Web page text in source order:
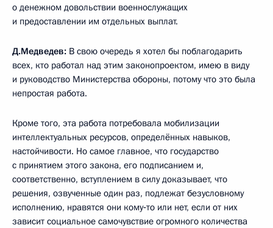
о денежном довольствии военнослужащих
и предоставлении им отдельных выплат.
Д.Медведев: В свою очередь я хотел бы поблагодарить
всех, кто работал над этим законопроектом, имею в виду
и руководство Министерства обороны, потому что это была
непростая работа.
Кроме того, эта работа потребовала мобилизации
интеллектуальных ресурсов, определённых навыков,
настойчивости. Но самое главное, что государство
с принятием этого закона, его подписанием и,
соответственно, вступлением в силу доказывает, что
решения, озвученные один раз, подлежат безусловному
исполнению, нравятся они кому‑то или нет, если от них
зависит социальное самочувствие огромного количества